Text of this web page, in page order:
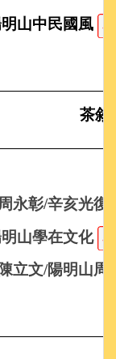
山中民國風
茶敘
永彰/辛亥光
山學在文化
立文/陽明山